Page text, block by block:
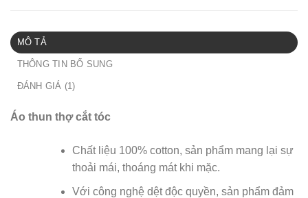
MÔ TẢ
THÔNG TIN BỔ SUNG
ĐÁNH GIÁ (1)
Áo thun thợ cắt tóc
Chất liệu 100% cotton, sản phẩm mang lại sự
thoải mái, thoáng mát khi mặc.
Với công nghệ dệt độc quyền, sản phẩm đảm